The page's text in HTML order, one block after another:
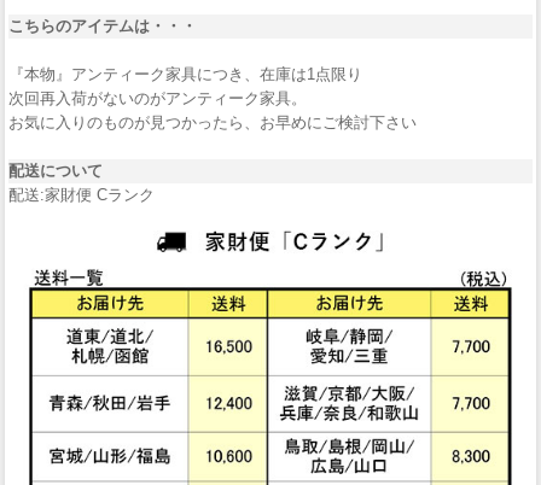
こちらのアイテムは・・・
『本物』アンティーク家具につき、在庫は1点限り
次回再入荷がないのがアンティーク家具。
お気に入りのものが見つかったら、お早めにご検討下さい
配送について
配送:家財便 Cランク